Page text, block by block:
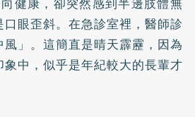
眼歪斜。在急診室裡，醫師診
」。這簡直是晴天霹靂，因為
中，似乎是年紀較大的長輩才